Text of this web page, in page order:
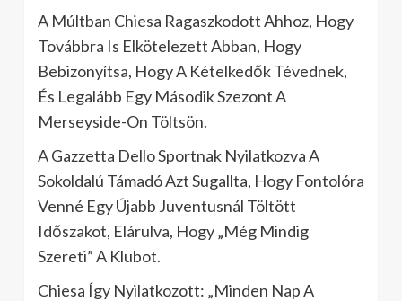
A Múltban Chiesa Ragaszkodott Ahhoz, Hogy
Továbbra Is Elkötelezett Abban, Hogy
Bebizonyítsa, Hogy A Kételkedők Tévednek,
És Legalább Egy Második Szezont A
Merseyside-On Töltsön.
A Gazzetta Dello Sportnak Nyilatkozva A
Sokoldalú Támadó Azt Sugallta, Hogy Fontolóra
Venné Egy Újabb Juventusnál Töltött
Időszakot, Elárulva, Hogy „Még Mindig
Szereti” A Klubot.
Chiesa Így Nyilatkozott: „Minden Nap A